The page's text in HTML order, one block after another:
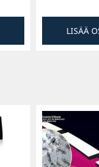
LISÄÄ